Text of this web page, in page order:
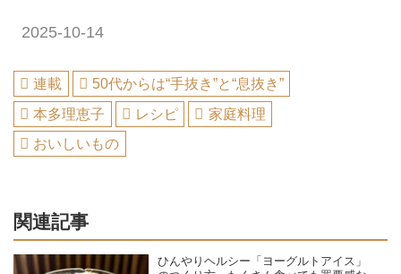
2025-10-14
連載
50代からは“手抜き”と“息抜き”
本多理恵子
レシピ
家庭料理
おいしいもの
関連記事
ひんやりヘルシー「ヨーグルトアイス」